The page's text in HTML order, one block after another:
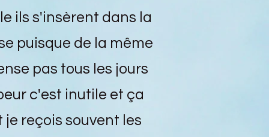
ils s'insèrent dans la
puisque de la même
pas tous les jours
c'est inutile et ça
reçois souvent les